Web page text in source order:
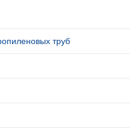
труб